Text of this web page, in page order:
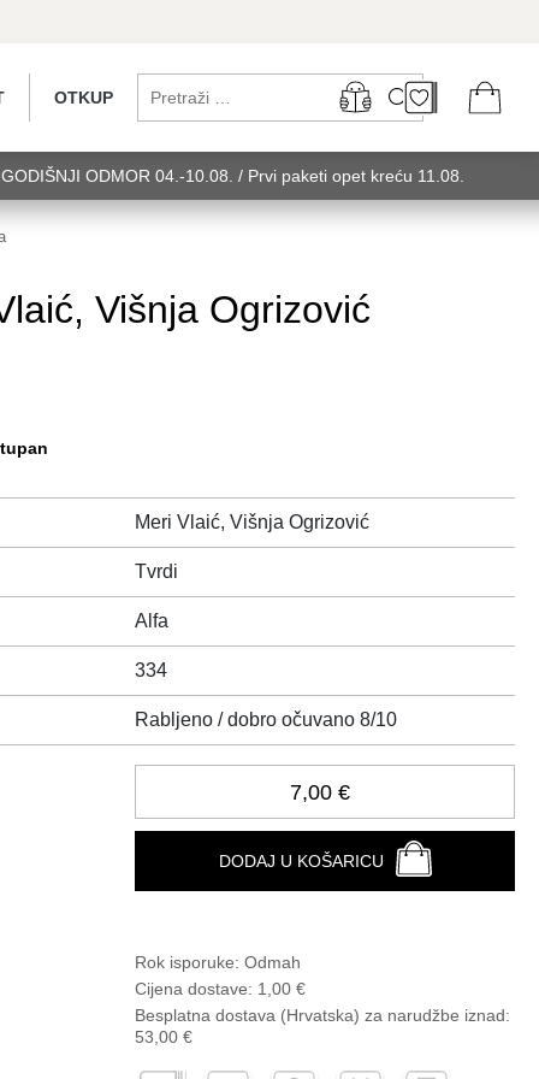
OTKUP
ODMOR 04.-10.08. / Prvi paketi opet kreću 11.08.
ODMOR 04.-10.08. / Prvi paketi opet kreću
Višnja Ogrizović
Meri Vlaić, Višnja Ogrizović
Tvrdi
Alfa
334
Rabljeno / dobro očuvano 8/10
7,00 €
DODAJ U KOŠARICU
Rok isporuke: Odmah
Cijena dostave: 1,00 €
Besplatna dostava (Hrvatska) za narudžbe iznad:
53,00 €